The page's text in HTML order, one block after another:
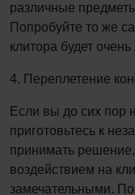
различные
Попробуйте то же
клитора будет
4. Переплетение
Если вы до сих пор
приготовьтесь к
принимать
воздействием на
замечательными.